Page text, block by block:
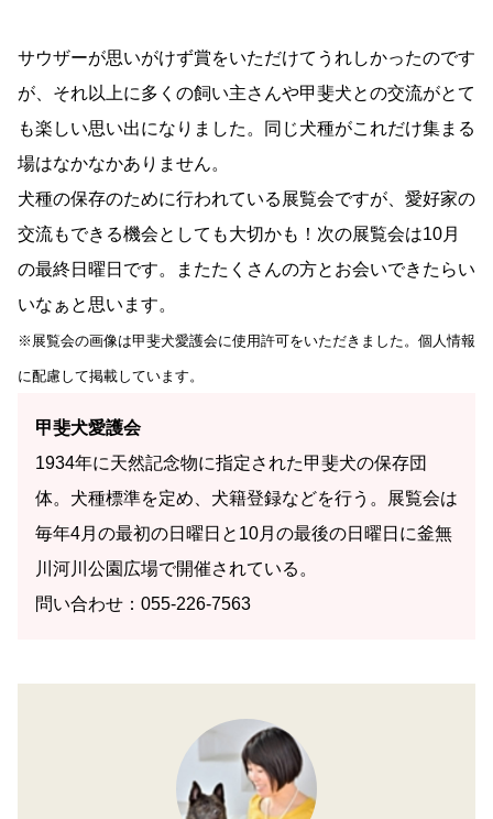
サウザーが思いがけず賞をいただけてうれしかったのです
が、それ以上に多くの飼い主さんや甲斐犬との交流がとて
も楽しい思い出になりました。同じ犬種がこれだけ集まる
場はなかなかありません。
犬種の保存のために行われている展覧会ですが、愛好家の
交流もできる機会としても大切かも！次の展覧会は10月
の最終日曜日です。またたくさんの方とお会いできたらい
いなぁと思います。
※展覧会の画像は甲斐犬愛護会に使用許可をいただきました。個人情報
に配慮して掲載しています。
甲斐犬愛護会
1934年に天然記念物に指定された甲斐犬の保存団
体。犬種標準を定め、犬籍登録などを行う。展覧会は
毎年4月の最初の日曜日と10月の最後の日曜日に釜無
川河川公園広場で開催されている。
問い合わせ：055-226-7563